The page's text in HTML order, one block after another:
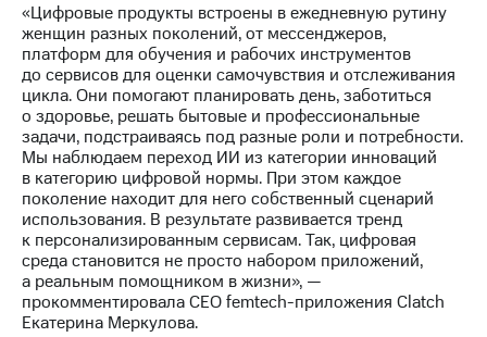
Регистратор
Реквизиты
Контакты
развитие
деловая этика
На главную
«Цифровые продукты встроены в ежедневную рутину
женщин разных поколений, от мессенджеров,
платформ для обучения и рабочих инструментов
до сервисов для оценки самочувствия и отслеживания
цикла. Они помогают планировать день, заботиться
о здоровье, решать бытовые и профессиональные
задачи, подстраиваясь под разные роли и потребности.
Мы наблюдаем переход ИИ из категории инноваций
в категорию цифровой нормы. При этом каждое
поколение находит для него собственный сценарий
использования. В результате развивается тренд
к персонализированным сервисам. Так, цифровая
среда становится не просто набором приложений,
а реальным помощником в жизни», —
прокомментировала CEO femtech-приложения Clatch
Екатерина Меркулова.